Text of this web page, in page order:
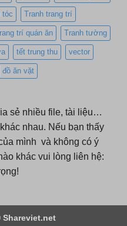
tóc Tranh trang trí
trí quán ăn Tranh tường
tết trung thu vector
đồ ăn vặt
sẻ nhiều file, tài liệu…
nhau. Nếu bạn thấy
mình và không có ý
khác vui lòng liên hệ:
Shareviet.net